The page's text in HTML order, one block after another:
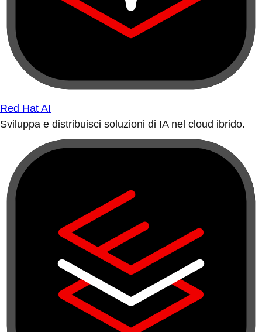
Red Hat AI
Sviluppa e distribuisci soluzioni di IA nel cloud ibrido.